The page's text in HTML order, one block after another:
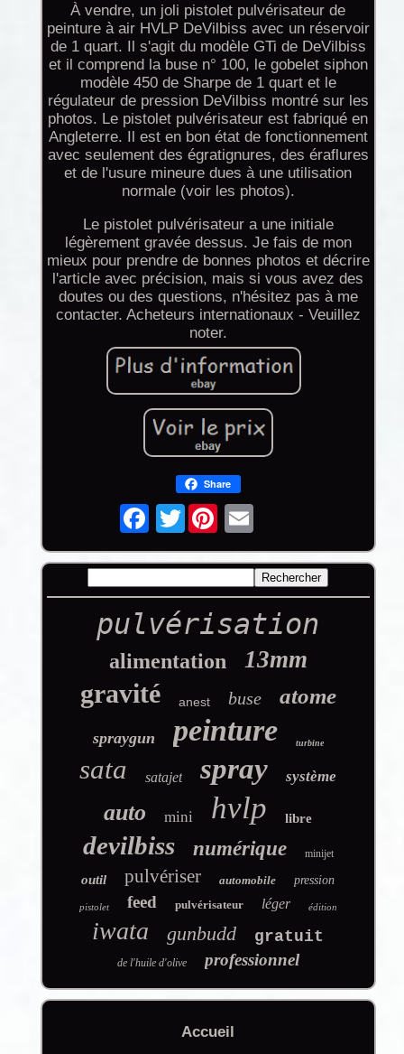
À vendre, un joli pistolet pulvérisateur de
peinture à air HVLP DeVilbiss avec un réservoir
de 1 quart. Il s'agit du modèle GTi de DeVilbiss
et il comprend la buse n° 100, le gobelet siphon
modèle 450 de Sharpe de 1 quart et le
régulateur de pression DeVilbiss montré sur les
photos. Le pistolet pulvérisateur est fabriqué en
Angleterre. Il est en bon état de fonctionnement
avec seulement des égratignures, des éraflures
et de l'usure mineure dues à une utilisation
normale (voir les photos).
Le pistolet pulvérisateur a une initiale
légèrement gravée dessus. Je fais de mon
mieux pour prendre de bonnes photos et décrire
l'article avec précision, mais si vous avez des
doutes ou des questions, n'hésitez pas à me
contacter. Acheteurs internationaux - Veuillez
noter.
Share
Twitter
pulvérisation
alimentation 13mm
gravité anest buse atome
spraygun peinture turbine
sata satajet spray système
auto mini hvlp libre
devilbiss numérique minijet
outil pulvériser automobile pression
pistolet feed pulvérisateur léger édition
iwata gunbudd gratuit
de l'huile d'olive professionnel
Accueil